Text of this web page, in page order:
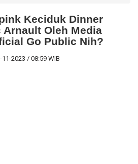
Keciduk Dinner
Arnault Oleh Media
Go Public Nih?
11-2023 / 08:59 WIB